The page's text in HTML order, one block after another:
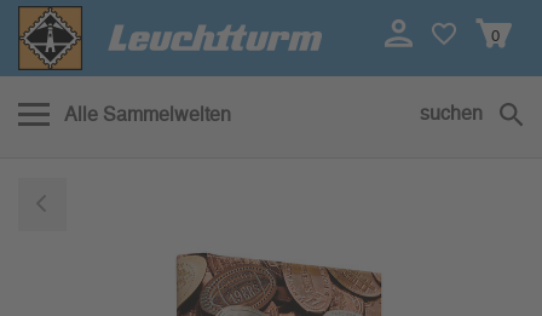
0
Alle Sammelwelten suchen